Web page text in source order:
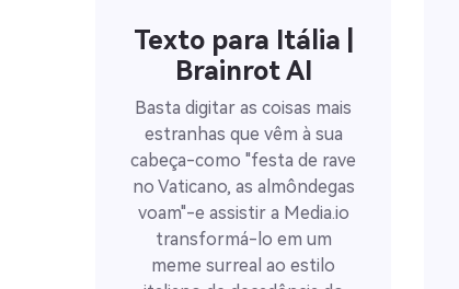
Texto para Itália |
Brainrot AI
Basta digitar as coisas mais
estranhas que vêm à sua
cabeça-como "festa de rave
no Vaticano, as almôndegas
voam"-e assistir a Media.io
transformá-lo em um
meme surreal ao estilo